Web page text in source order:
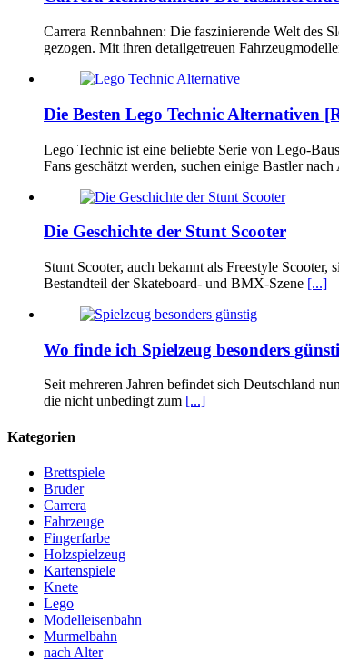
Carrera Rennbahnen: Die faszinierende Welt des
gezogen. Mit ihren detailgetreuen
Die Besten Lego Technic Alternativen
Lego Technic ist eine beliebte Serie von Lego-
Fans geschätzt werden, suchen einige Bastler
Die Geschichte der Stunt Scooter
Stunt Scooter, auch bekannt als Freestyle
Bestandteil der Skateboard- und BMX-Szene [...]
Wo finde ich Spielzeug besonders
Seit mehreren Jahren befindet sich Deutschland
die nicht unbedingt zum [...]
Kategorien
Brettspiele
Bruder
Carrera
Fahrzeuge
Fingerfarbe
Holzspielzeug
Kartenspiele
Knete
Lego
Modelleisenbahn
Murmelbahn
nach Alter